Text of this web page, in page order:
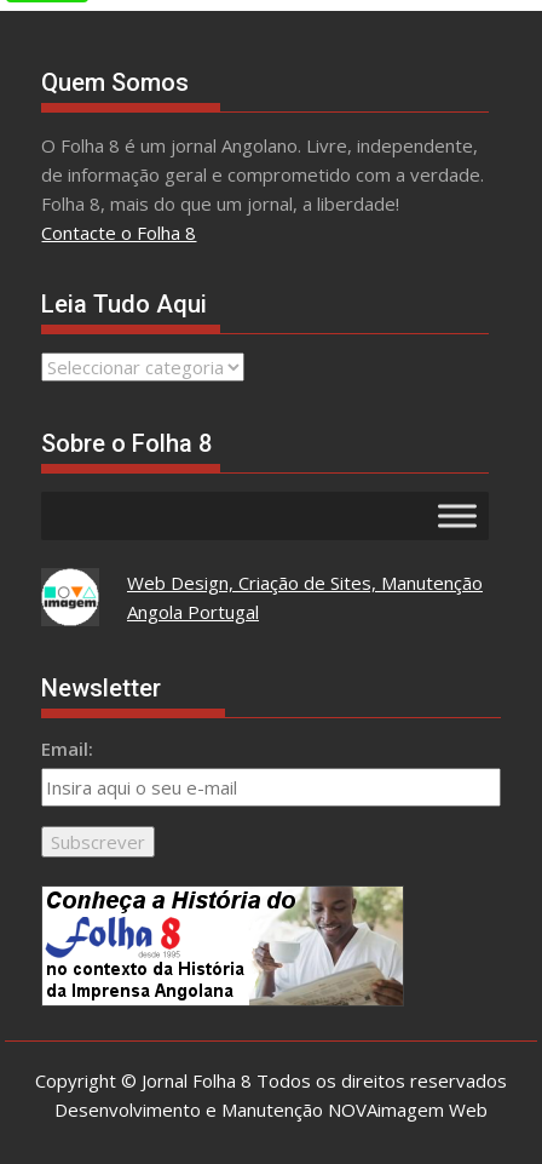
Quem Somos
O Folha 8 é um jornal Angolano. Livre, independente,
de informação geral e comprometido com a verdade.
Folha 8, mais do que um jornal, a liberdade!
Contacte o Folha 8
Leia Tudo Aqui
Leia
Sobre o Folha 8
Web Design, Criação de Sites, Manutenção
Angola Portugal
Newsletter
Email:
Copyright © Jornal Folha 8 Todos os direitos reservados
Desenvolvimento e Manutenção NOVAimagem Web